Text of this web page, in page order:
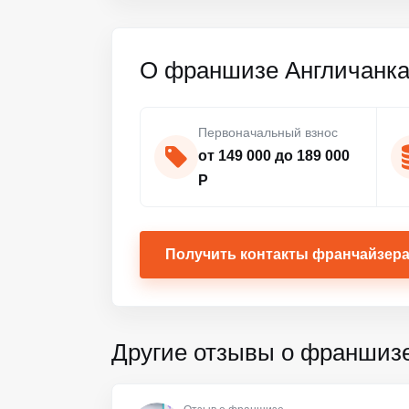
О франшизе Англичанка
Первоначальный взнос
от 149 000 до 189 000
Р
Получить контакты франчайзера
Другие отзывы о